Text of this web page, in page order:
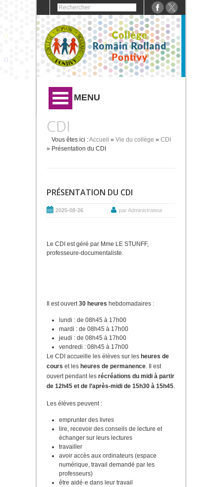
MENU
CDI
Vous êtes ici :Accueil » Vie du collège » CDI
» Présentation du CDI
PRÉSENTATION DU CDI
2025-08-26 par Administrateur
Le CDI est géré par Mme LE STUNFF,
professeure-documentaliste.
Il est ouvert30 heures hebdomadaires :
lundi : de 08h45 à 17h00
mardi : de 08h45 à 17h00
jeudi : de 08h45 à 17h00
vendredi : 08h45 à 17h00
Le CDI accueille les élèves sur les heures de
cours et les heures de permanence. Il est
ouvert pendant les récréations du midi à partir
de 12h45 et de l’après-midi de 15h30 à 15h45.
Les élèves peuvent :
emprunter des livres
lire, recevoir des conseils de lecture et
échanger sur leurs lectures
travailler
avoir accès aux ordinateurs (espace
numérique, travail demandé par les
professeurs)
être aidé·e dans leur travail